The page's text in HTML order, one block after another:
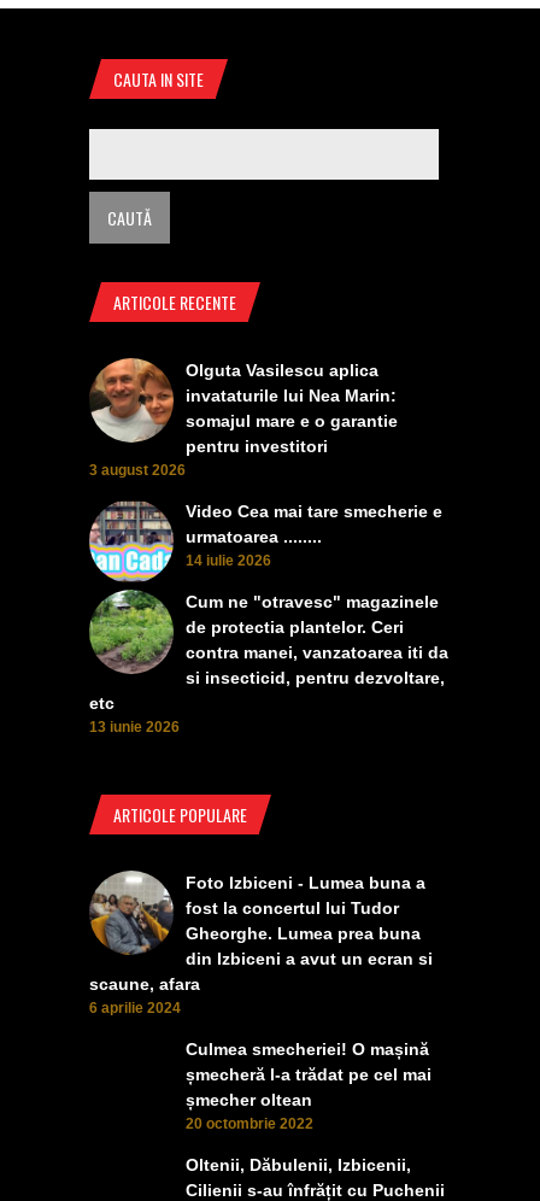
CAUTA IN SITE
ARTICOLE RECENTE
Olguta Vasilescu aplica
invataturile lui Nea Marin:
somajul mare e o garantie
pentru investitori
3 august 2026
Video Cea mai tare smecherie e
urmatoarea ........
14 iulie 2026
Cum ne "otravesc" magazinele
de protectia plantelor. Ceri
contra manei, vanzatoarea iti da
si insecticid, pentru dezvoltare,
etc
13 iunie 2026
ARTICOLE POPULARE
Foto Izbiceni - Lumea buna a
fost la concertul lui Tudor
Gheorghe. Lumea prea buna
din Izbiceni a avut un ecran si
scaune, afara
6 aprilie 2024
Culmea smecheriei! O mașină
șmecheră l-a trădat pe cel mai
șmecher oltean
20 octombrie 2022
Oltenii, Dăbulenii, Izbicenii,
Cilienii s-au înfrățit cu Puchenii